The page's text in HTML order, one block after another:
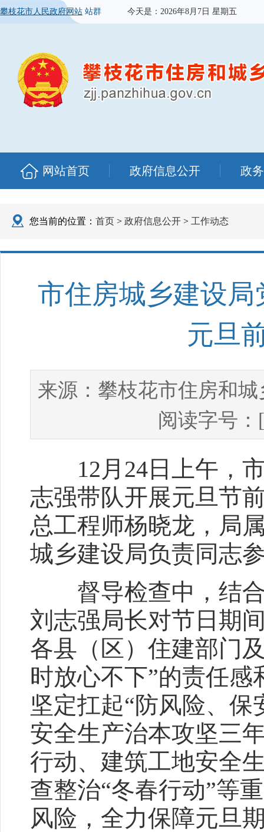
攀枝花市人民政府网站 站群 今天是： 2026年8月7日 星期五
网站首页 政府信息公开 政
您当前的位置： 首页 > 政府信息公开 > 工作动态
市住房城乡建设
元旦
来源： 攀枝花市住房和
阅读字号
12月24日上午，市
志强带队开展元旦节
总工程师杨晓龙，局
城乡建设局负责同志
督导检查中，结合
刘志强局长对节日期
各县（区）住建部门
时放心不下”的责任感
坚定扛起“防风险、
安全生产治本攻坚三
行动、建筑工地安全
查整治“冬春行动”等
风险，全力保障元旦